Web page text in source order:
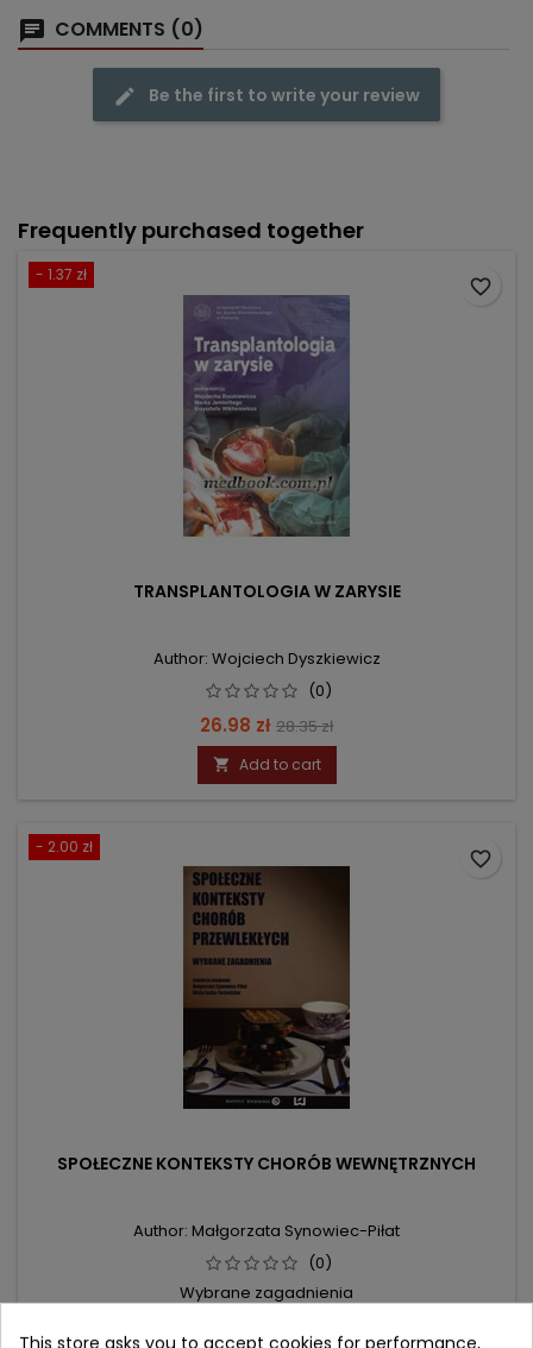
COMMENTS (0)
Be the first to write your review
Frequently purchased together
- 1.37 zł
TRANSPLANTOLOGIA W ZARYSIE
Author: Wojciech Dyszkiewicz
(0)
Price
26.98 zł Regular
price
28.35 zł
 Add to cart
favorite_border
- 2.00 zł
SPOŁECZNE KONTEKSTY CHORÓB WEWNĘTRZNYCH
Author: Małgorzata Synowiec-Piłat
(0)
Wybrane zagadnienia
Price
37.90 złRegular
39.90 zł
favorite_border
This store asks you to accept cookies for performance,